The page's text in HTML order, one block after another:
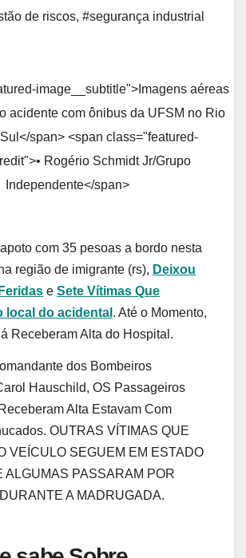
de riscos, #segurança industrial
image__subtitle">Imagens aéreas
acidente com ônibus da UFSM no Rio
span> <span class="featured-
Rogério Schmidt Jr/Grupo
Independente</span>
com 35 pesoas a bordo nesta
região de imigrante (rs), Deixou
e Sete Vítimas Que
local do acidental . Até o Momento,
Receberam Alta do Hospital.
dos Bombeiros
Hauschild, OS Passageiros
Alta Estavam Com
OUTRAS VÍTIMAS QUE
VEÍCULO SEGUEM EM ESTADO
ALGUMAS PASSARAM POR
A MADRUGADA.